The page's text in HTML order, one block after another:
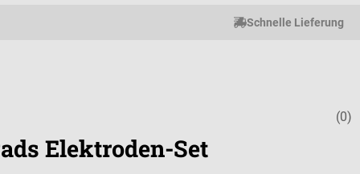
Schnelle Lieferung
(0)
Elektroden-Set